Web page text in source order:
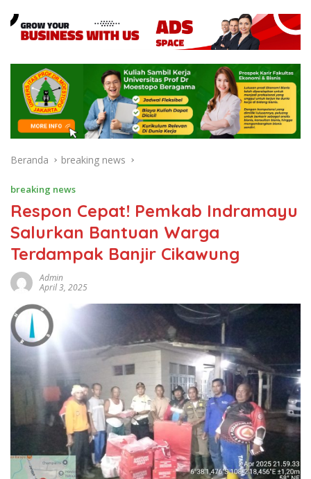
Beranda breaking news
breaking news
Respon Cepat! Pemkab Indramayu
Salurkan Bantuan Warga
Terdampak Banjir Cikawung
Admin
April 3, 2025